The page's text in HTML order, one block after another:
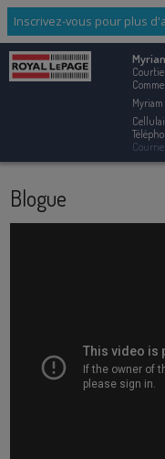
Inscrivez-vous pour plus
Myriam
Courriel
Blogue